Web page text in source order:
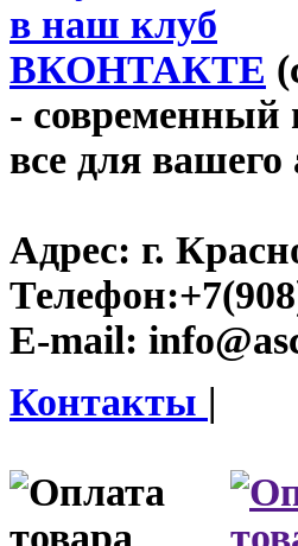
в наш клуб
ВКОНТАКТЕ
- современный
все для вашего
Адрес: г.
Телефон:
E-mail:
Контакты |